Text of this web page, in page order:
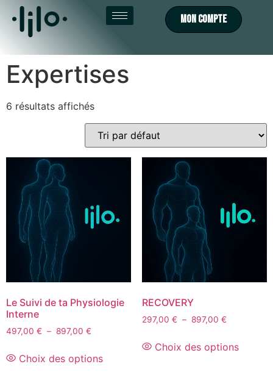
MON COMPTE
Expertises
6 résultats affichés
Le Suivi de ta Physiologie
Interne
497,00 € – 897,00 €
Choix des options
RECOVERY
297,00 € – 897,00 €
Choix des options